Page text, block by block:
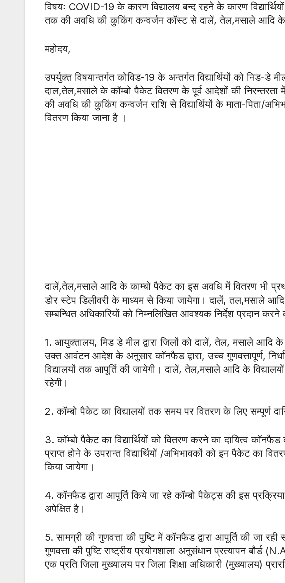
विषयः COVID-19 के कारण विद्यालय बन्द रहने के कारण
तक की अवधि की कुकिंग कन्वर्जन कॉस्ट से दालें, तेल,मसाले आदि के
महोदय,
उपर्युक्त विषयान्तर्गत कोविड-19 के अन्तर्गत विद्यार्थियों को निड-डे
दाल,तेल,मसाले के कॉम्बो पैकेट वितरण के पूर्व आदेशों की
की अवधि की कुकिंग कन्वर्जन राशि से विद्यार्थियों के माता-पिता/
वितरण किया जाना है ।
दालें,तेल,मसाले आदि के काम्बो पैकेट का इस अवधि में वितरण भी
डोर स्टेप डिलीवरी के माध्यम से किया जायेगा। दालें, तल,मसाले
सम्बन्धित अधिकारियों को निम्नलिखित आवश्यक निर्देश प्रदान
1. आयुक्तालय, मिड डे मील द्वारा जिलों को दालें, तेल, मसाले
उक्त आवंटन आदेश के अनुसार कॉनफैड द्वारा, उच्च गुणवत्तापूर्ण,
विद्यालयों तक आपूर्ति की जायेगी। दालें, तेल,मसाले आदि के
रहेगी।
2. कॉम्बो पैकेट का विद्यालयों तक समय पर वितरण के लिए सम्पूर्ण
3. कॉम्बो पैकेट का विद्यार्थियों को वितरण करने का दायित्व
प्राप्त होने के उपरान्त विद्यार्थियों /अभिभावकों को इन पैकेट का
किया जायेगा।
4. कॉनफैड द्वारा आपूर्ति किये जा रहे कॉम्बो पैकेट्स की इस
अपेक्षित है।
5. सामग्री की गुणवत्ता की पुष्टि में कॉनफैड द्वारा आपूर्ति की जा
गुणवत्ता की पुष्टि राष्ट्रीय प्रयोगशाला अनुसंधान प्रत्यापन बौर्ड
एक प्रति जिला मुख्यालय पर जिला शिक्षा अधिकारी (मुख्यालय)